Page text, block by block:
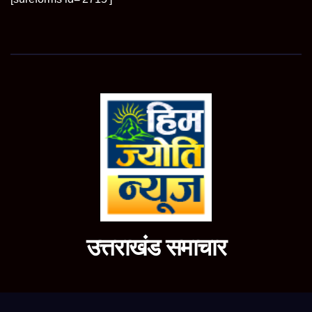
उत्तराखंड समाचार